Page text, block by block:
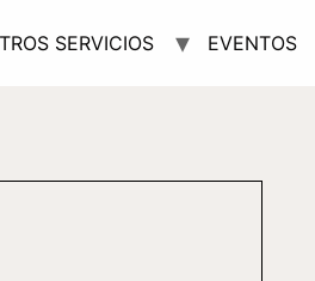
SERVICIOS EVENTOS